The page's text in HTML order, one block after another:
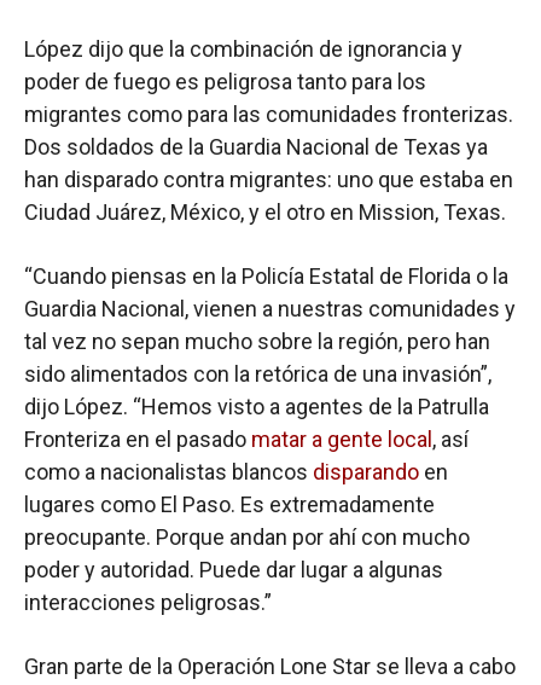
López dijo que la combinación de ignorancia y
poder de fuego es peligrosa tanto para los
migrantes como para las comunidades fronterizas.
Dos soldados de la Guardia Nacional de Texas ya
han disparado contra migrantes: uno que estaba en
Ciudad Juárez, México, y el otro en Mission, Texas.
“Cuando piensas en la Policía Estatal de Florida o la
Guardia Nacional, vienen a nuestras comunidades y
tal vez no sepan mucho sobre la región, pero han
sido alimentados con la retórica de una invasión”,
dijo López. “Hemos visto a agentes de la Patrulla
Fronteriza en el pasado matar a gente local , así
como a nacionalistas blancos disparando en
lugares como El Paso. Es extremadamente
preocupante. Porque andan por ahí con mucho
poder y autoridad. Puede dar lugar a algunas
interacciones peligrosas.”
Gran parte de la Operación Lone Star se lleva a cabo